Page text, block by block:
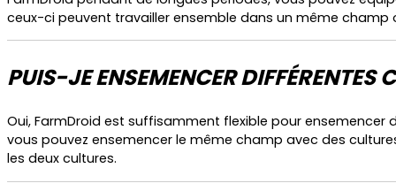
ceux-ci peuvent travailler ensemble dans un même
PUIS-JE ENSEMENCER DIFFÉRENTES
Oui, FarmDroid est suffisamment flexible pour
vous pouvez ensemencer le même champ avec des
les deux cultures.